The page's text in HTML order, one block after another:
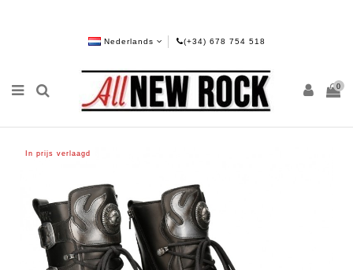
Nederlands (+34) 678 754 518
0
In prijs verlaagd